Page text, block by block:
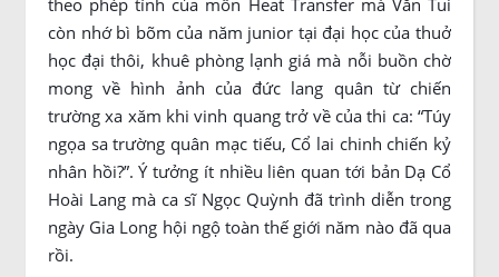
theo phép tính của môn Heat Transfer mà Văn Tui
còn nhớ bì bõm của năm junior tại đại học của thuở
học đại thôi, khuê phòng lạnh giá mà nỗi buồn chờ
mong về hình ảnh của đức lang quân từ chiến
trường xa xăm khi vinh quang trở về của thi ca: “Túy
ngọa sa trường quân mạc tiếu, Cổ lai chinh chiến kỷ
nhân hồi?”. Ý tưởng ít nhiều liên quan tới bản Dạ Cổ
Hoài Lang mà ca sĩ Ngọc Quỳnh đã trình diễn trong
ngày Gia Long hội ngộ toàn thế giới năm nào đã qua
rồi.